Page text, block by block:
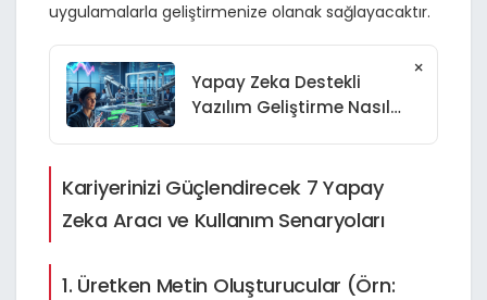
uygulamalarla geliştirmenize olanak sağlayacaktır.
Yapay Zeka Destekli
Yazılım Geliştirme Nasıl
×
Kariyerinizi Güçlendirecek 7 Yapay
Zeka Aracı ve Kullanım Senaryoları
1. Üretken Metin Oluşturucular (Örn: